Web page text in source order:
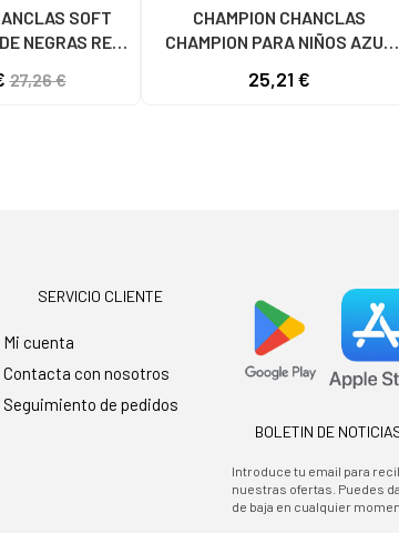
SOFT
NEGRAS REF
27,26 €
CHAMPION CHANCLAS
CHAMPION PARA NIÑOS AZUL
25,21 €
SERVICIO CLIENTE
Mi cuenta
Contacta con nosotros
Seguimiento de pedidos
BOLETIN DE
Introduce tu email para
nuestras ofertas. Puedes
de baja en cualquier